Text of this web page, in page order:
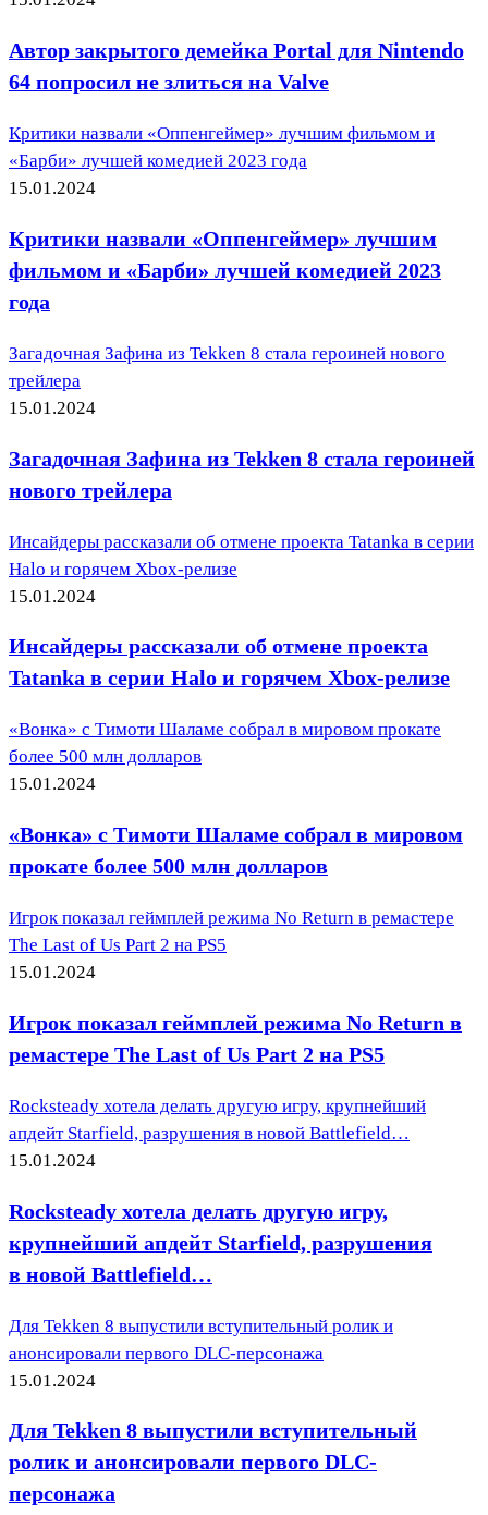
Автор закрытого демейка Portal для Nintendo
64 попросил не злиться на Valve
Критики назвали «Оппенгеймер» лучшим фильмом и
«Барби» лучшей комедией 2023 года
15.01.2024
Критики назвали «Оппенгеймер» лучшим
фильмом и «Барби» лучшей комедией 2023
года
Загадочная Зафина из Tekken 8 стала героиней нового
трейлера
15.01.2024
Загадочная Зафина из Tekken 8 стала героиней
нового трейлера
Инсайдеры рассказали об отмене проекта Tatanka в серии
Halo и горячем Xbox-релизе
15.01.2024
Инсайдеры рассказали об отмене проекта
Tatanka в серии Halo и горячем Xbox-релизе
«Вонка» с Тимоти Шаламе собрал в мировом прокате
более 500 млн долларов
15.01.2024
«Вонка» с Тимоти Шаламе собрал в мировом
прокате более 500 млн долларов
Игрок показал геймплей режима No Return в ремастере
The Last of Us Part 2 на PS5
15.01.2024
Игрок показал геймплей режима No Return в
ремастере The Last of Us Part 2 на PS5
Rocksteady хотела делать другую игру, крупнейший
апдейт Starfield, разрушения в новой Battlefield…
15.01.2024
Rocksteady хотела делать другую игру,
крупнейший апдейт Starfield, разрушения
в новой Battlefield…
Для Tekken 8 выпустили вступительный ролик и
анонсировали первого DLC-персонажа
15.01.2024
Для Tekken 8 выпустили вступительный
ролик и анонсировали первого DLC-
персонажа